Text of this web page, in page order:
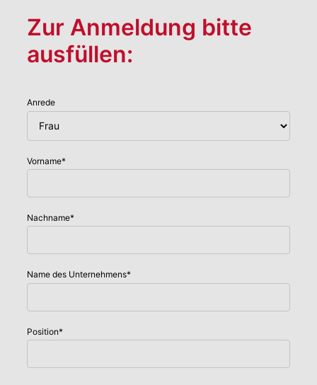
Zur Anmeldung bitte
ausfüllen:
Anrede
Vorname*
Nachname*
Name des Unternehmens*
Position*